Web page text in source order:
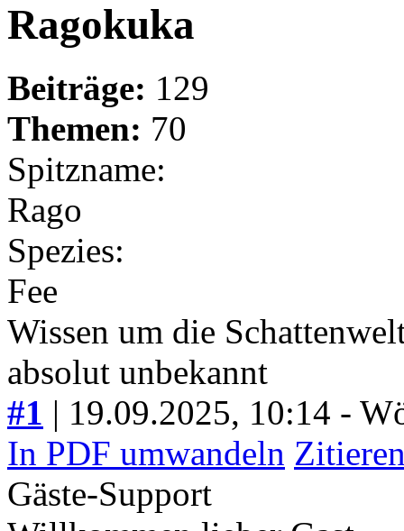
Ragokuka
Beiträge: 129
Themen: 70
Spitzname:
Rago
Spezies:
Fee
Wissen um die
absolut unbekannt
#1 | 19.09.2025, 10:14 -
In PDF umwandeln
Gäste-Support